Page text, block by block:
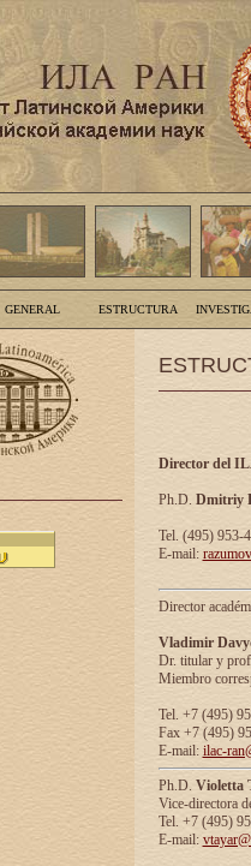
GENERAL ESTRUCTURA
Director del
Ph.D. Dmitriy
Tel. (495) 953-
E-mail:
Director
Vladimir
Dr. titular y
Miembro
Tel. +7 (495)
Fax +7 (495)
E-mail: ilac-
Ph.D. Violetta
Vice-directora
Tel. +7 (495)
E-mail: